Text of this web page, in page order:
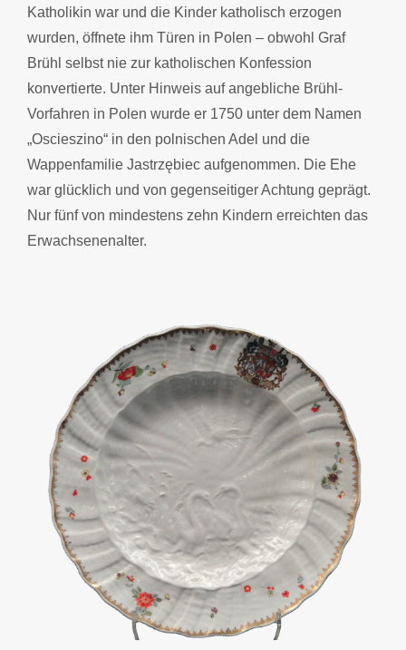
Katholikin war und die Kinder katholisch erzogen
wurden, öffnete ihm Türen in Polen – obwohl Graf
Brühl selbst nie zur katholischen Konfession
konvertierte. Unter Hinweis auf angebliche Brühl-
Vorfahren in Polen wurde er 1750 unter dem Namen
„Oscieszino“ in den polnischen Adel und die
Wappenfamilie Jastrzębiec aufgenommen. Die Ehe
war glücklich und von gegenseitiger Achtung geprägt.
Nur fünf von mindestens zehn Kindern erreichten das
Erwachsenenalter.